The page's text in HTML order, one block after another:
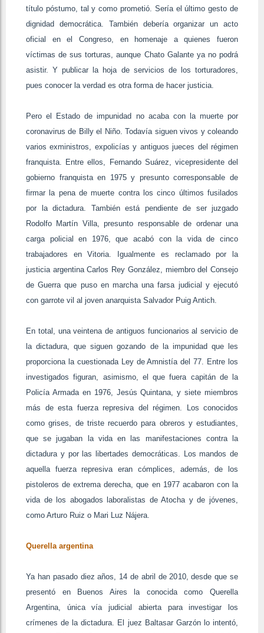
título póstumo, tal y como prometió. Sería el último gesto de
dignidad democrática. También debería organizar un acto
oficial en el Congreso, en homenaje a quienes fueron
víctimas de sus torturas, aunque Chato Galante ya no podrá
asistir. Y publicar la hoja de servicios de los torturadores,
pues conocer la verdad es otra forma de hacer justicia.
Pero el Estado de impunidad no acaba con la muerte por
coronavirus de Billy el Niño. Todavía siguen vivos y coleando
varios exministros, expolicías y antiguos jueces del régimen
franquista. Entre ellos, Fernando Suárez, vicepresidente del
gobierno franquista en 1975 y presunto corresponsable de
firmar la pena de muerte contra los cinco últimos fusilados
por la dictadura. También está pendiente de ser juzgado
Rodolfo Martín Villa, presunto responsable de ordenar una
carga policial en 1976, que acabó con la vida de cinco
trabajadores en Vitoria. Igualmente es reclamado por la
justicia argentina Carlos Rey González, miembro del Consejo
de Guerra que puso en marcha una farsa judicial y ejecutó
con garrote vil al joven anarquista Salvador Puig Antich.
En total, una veintena de antiguos funcionarios al servicio de
la dictadura, que siguen gozando de la impunidad que les
proporciona la cuestionada Ley de Amnistía del 77. Entre los
investigados figuran, asimismo, el que fuera capitán de la
Policía Armada en 1976, Jesús Quintana, y siete miembros
más de esta fuerza represiva del régimen. Los conocidos
como grises, de triste recuerdo para obreros y estudiantes,
que se jugaban la vida en las manifestaciones contra la
dictadura y por las libertades democráticas. Los mandos de
aquella fuerza represiva eran cómplices, además, de los
pistoleros de extrema derecha, que en 1977 acabaron con la
vida de los abogados laboralistas de Atocha y de jóvenes,
como Arturo Ruiz o Mari Luz Nájera.
Querella argentina
Ya han pasado diez años, 14 de abril de 2010, desde que se
presentó en Buenos Aires la conocida como Querella
Argentina, única vía judicial abierta para investigar los
crímenes de la dictadura. El juez Baltasar Garzón lo intentó,